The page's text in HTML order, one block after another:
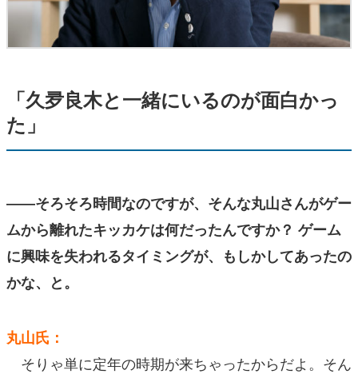
「久夛良木と一緒にいるのが面白かっ
た」
――そろそろ時間なのですが、そんな丸山さんがゲー
ムから離れたキッカケは何だったんですか？ ゲーム
に興味を失われるタイミングが、もしかしてあったの
かな、と。
丸山氏：
そりゃ単に定年の時期が来ちゃったからだよ。そん